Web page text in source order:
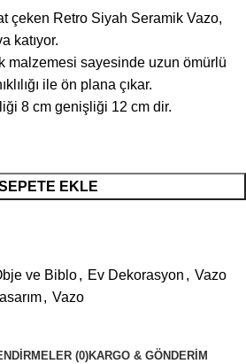
çeken Retro Siyah Seramik Vazo,
katıyor.
malzemesi sayesinde uzun ömürlü
ile ön plana çıkar.
8 cm genişliği 12 cm dir.
EKLE
ve Biblo, Ev Dekorasyon , Vazo
, Vazo
(0)KARGO & GÖNDERIM